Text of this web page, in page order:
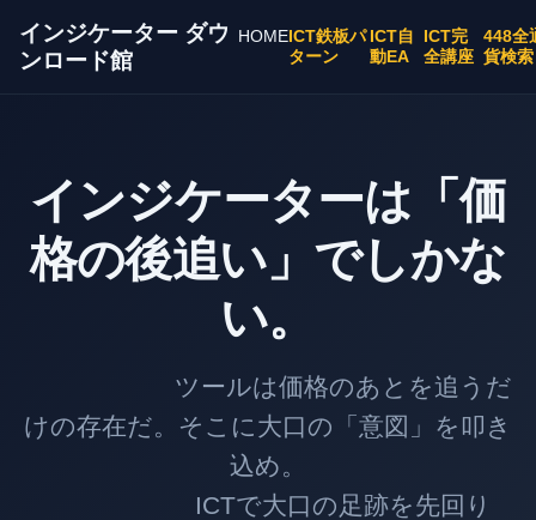
インジケーター ダウ
ンロード館
HOMEICT鉄板パ
ターン
ICT自
動EA
ICT完
全講座
448全
貨検索
インジケーターは「価
格の後追い」でしかな
い。
ツールは価格のあとを追うだ
けの存在だ。そこに大口の「意図」を叩き
込め。
ICTで大口の足跡を先回り